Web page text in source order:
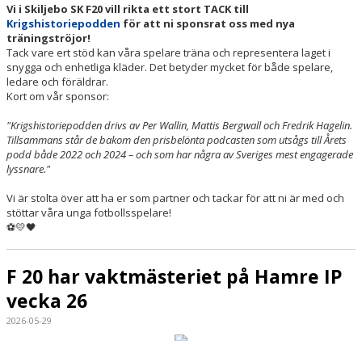
Vi i Skiljebo SK F20 vill rikta ett stort TACK till
Krigshistoriepodden för att ni sponsrat oss med nya
träningströjor!
Tack vare ert stöd kan våra spelare träna och representera laget i
snygga och enhetliga kläder. Det betyder mycket för både spelare,
ledare och föräldrar.
Kort om vår sponsor:
"Krigshistoriepodden drivs av Per Wallin, Mattis Bergwall och Fredrik Hagelin.
Tillsammans står de bakom den prisbelönta podcasten som utsågs till Årets
podd både 2022 och 2024 – och som har några av Sveriges mest engagerade
lyssnare."
Vi är stolta över att ha er som partner och tackar för att ni är med och
stöttar våra unga fotbollsspelare!
⚽💛🖤
F 20 har vaktmästeriet på Hamre IP
vecka 26
2026-05-29